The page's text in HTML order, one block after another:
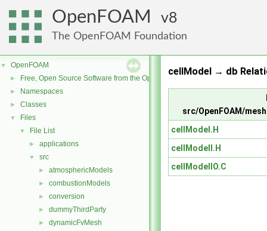
OpenFOAM 8
The OpenFOAM Foundation
▼ OpenFOAM
► Free, Open Source Software from the OpenFOAM Foundation
► Namespaces
► Classes
▼ Files
▼ File List
► applications
▼ src
► atmosphericModels
► combustionModels
► conversion
► dummyThirdParty
► dynamicFvMesh
cellModel → db
src/OpenFOAM/
cellModel.H
cellModelI.H
cellModelIO.C